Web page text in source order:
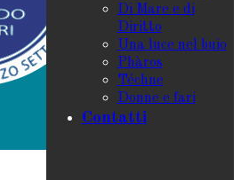
Di Mare e di
Diritto
Una luce nel buio
Phàros
Téchne
Donne e fari
Contatti